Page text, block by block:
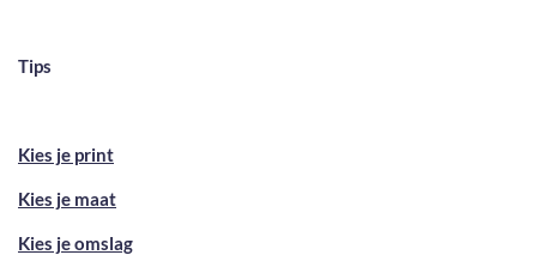
Tips
Kies je print
Kies je maat
Kies je omslag